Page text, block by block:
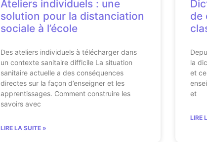
Ateliers individuels : une
solution pour la distanciation
sociale à l’école
Des ateliers individuels à télécharger dans
un contexte sanitaire difficile La situation
sanitaire actuelle a des conséquences
directes sur la façon d’enseigner et les
apprentissages. Comment construire les
savoirs avec
LIRE LA SUITE »
de
la
et
et
LIRE